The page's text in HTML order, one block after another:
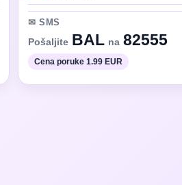
✉ SMS
Pošaljite BAL na 82555
Cena poruke 1.99 EUR